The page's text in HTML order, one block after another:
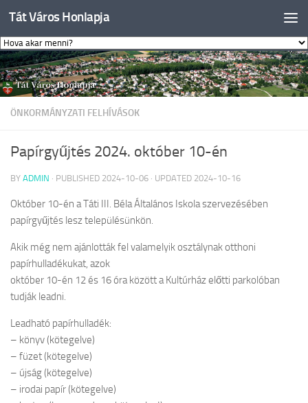
Skip to content
Tát Város Honlapja
ÖNKORMÁNYZATI FELHÍVÁSOK
Papírgyűjtés 2024. október 10-én
BY ADMIN · PUBLISHED 2024-10-06 · UPDATED 2024-10-16
Október 10-én a Táti III. Béla Általános Iskola szervezésében
papírgyűjtés lesz településünkön.
Akik még nem ajánlották fel valamelyik osztálynak otthoni
papírhulladékukat, azok
október 10-én 12 és 16 óra között a Kultúrház előtti parkolóban
tudják leadni.
Leadható papírhulladék:
– könyv (kötegelve)
– füzet (kötegelve)
– újság (kötegelve)
– irodai papír (kötegelve)